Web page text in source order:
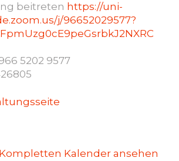
beitreten https://uni-
j/96652029577?
5202 9577
Kompletten Kalender ansehen